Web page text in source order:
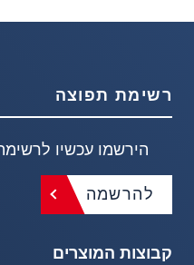
רשימת תפוצה
הירשמו עכשיו
להרשמה
קבוצות המוצרים